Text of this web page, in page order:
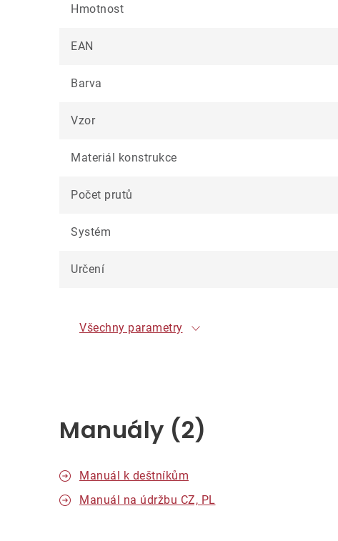
Hmotnost
EAN
Barva
Vzor
Materiál konstrukce
Počet prutů
Systém
Určení
Všechny parametry
Manuály (2)
Manuál k deštníkům
Manuál na údržbu CZ, PL